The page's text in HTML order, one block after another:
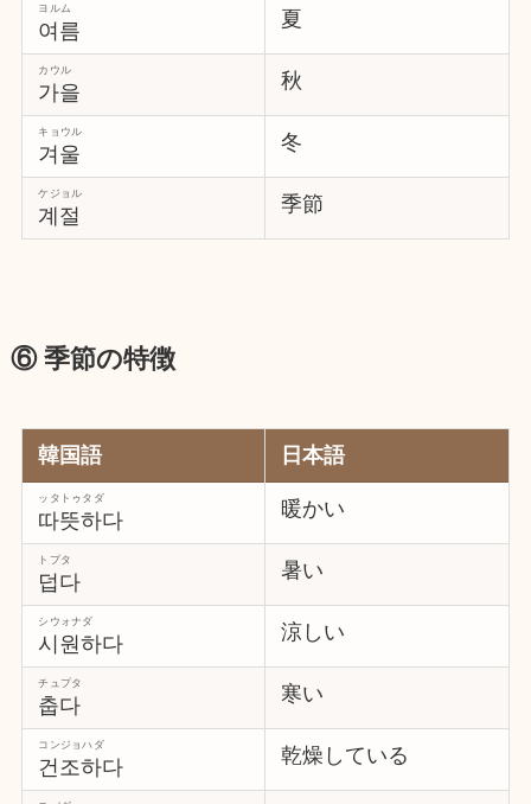
여름
ヨルム 夏
가을
カウル 秋
겨울
キョウル 冬
계절
ケジョル 季節
⑥ 季節の特徴
韓国語 日本語
따뜻하다
ッタトゥタダ 暖かい
덥다
トプタ 暑い
시원하다
シウォナダ 涼しい
춥다
チュプタ 寒い
건조하다
コンジョハダ 乾燥している